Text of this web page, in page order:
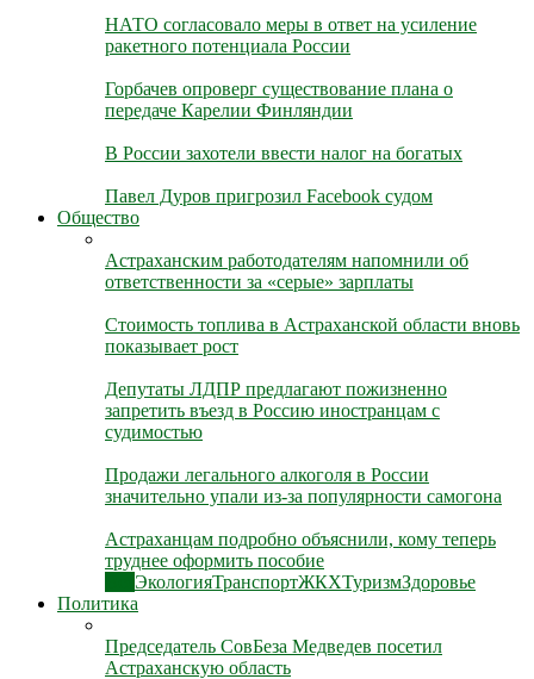
НАТО согласовало меры в ответ на усиление
ракетного потенциала России
Горбачев опроверг существование плана о
передаче Карелии Финляндии
В России захотели ввести налог на богатых
Павел Дуров пригрозил Facebook судом
Общество
Астраханским работодателям напомнили об
ответственности за «серые» зарплаты
Стоимость топлива в Астраханской области вновь
показывает рост
Депутаты ЛДПР предлагают пожизненно
запретить въезд в Россию иностранцам с
судимостью
Продажи легального алкоголя в России
значительно упали из-за популярности самогона
Астраханцам подробно объяснили, кому теперь
труднее оформить пособие
ЭкологияТранспортЖКХТуризмЗдоровье
Политика
Председатель СовБеза Медведев посетил
Астраханскую область